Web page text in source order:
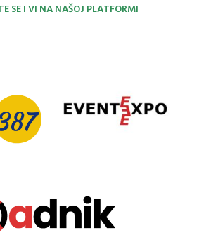
SE I VI NA NAŠOJ PLATFORMI